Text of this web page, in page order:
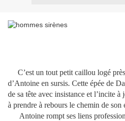
C’est un tout petit caillou logé
d’Antoine en sursis. Cette épée de
de sa tête avec insistance et l’incite à
à prendre à rebours le chemin de son
Antoine rompt ses liens